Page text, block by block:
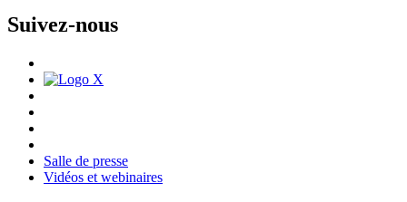
Suivez-nous
Salle de presse
Vidéos et webinaires